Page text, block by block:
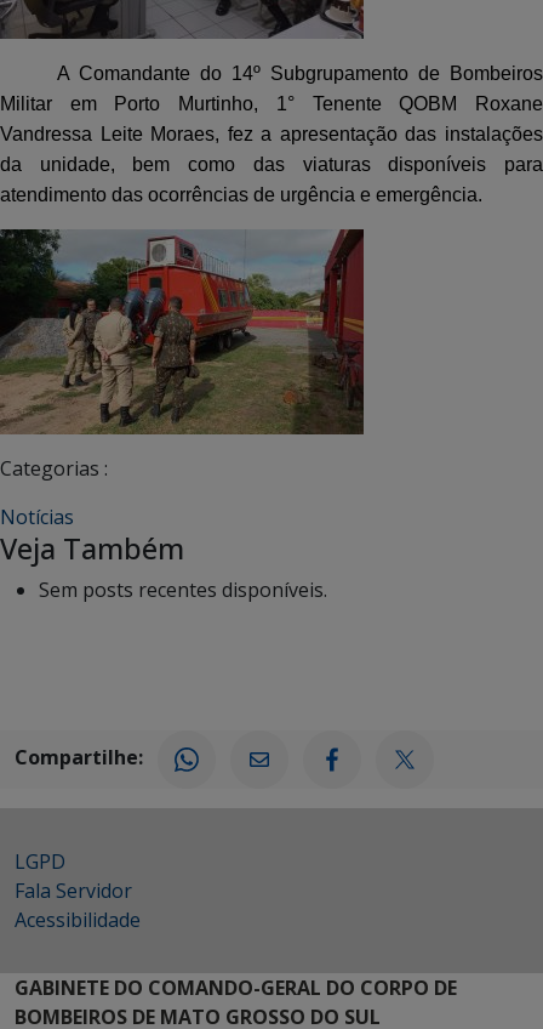
A Comandante do 14º Subgrupamento de Bombeiros
Militar em Porto Murtinho, 1° Tenente QOBM Roxane
Vandressa Leite Moraes, fez a apresentação das instalações
da unidade, bem como das viaturas disponíveis para
atendimento das ocorrências de urgência e emergência.
Categorias :
Notícias
Veja Também
Sem posts recentes disponíveis.
Compartilhe:
LGPD
Fala Servidor
Acessibilidade
GABINETE DO COMANDO-GERAL DO CORPO DE
BOMBEIROS DE MATO GROSSO DO SUL